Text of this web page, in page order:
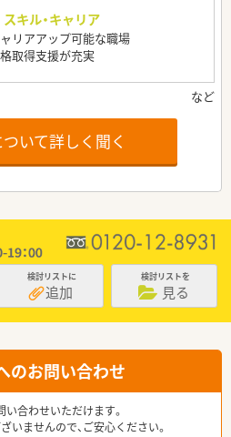
スキル・キャリア
リアアップ可能な職場
取得支援が充実
いて詳しく聞く
検討リストに
追加
検討リストを
見る
のお問い合わせ
合わせいただけます。
いませんので、ご安心ください。